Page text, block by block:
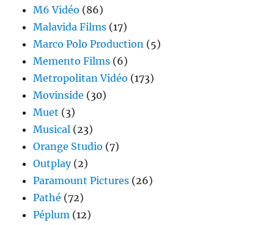
M6 Vidéo (86)
Malavida Films (17)
Marco Polo Production (5)
Memento Films (6)
Metropolitan Vidéo (173)
Movinside (30)
Muet (3)
Musical (23)
Orange Studio (7)
Outplay(2)
Paramount Pictures (26)
Pathé (72)
Péplum (12)